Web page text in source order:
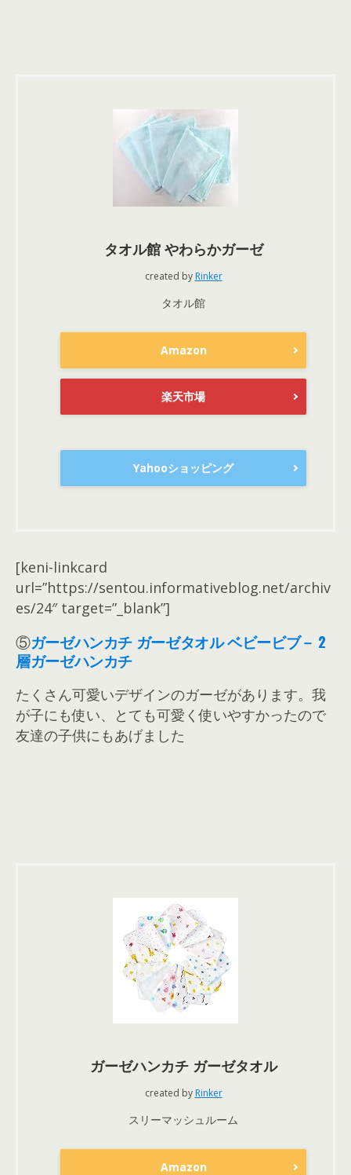
タオル館 やわらかガーゼ
created by Rinker
タオル館
Amazon
楽天市場
Yahooショッピング
[keni-linkcard
url=”https://sentou.informativeblog.net/archiv
es/24″ target=”_blank”]
⑤ガーゼハンカチ ガーゼタオル ベビービブ－ 2
層ガーゼハンカチ
たくさん可愛いデザインのガーゼがあります。我
が子にも使い、とても可愛く使いやすかったので
友達の子供にもあげました
ガーゼハンカチ ガーゼタオル
created by Rinker
スリーマッシュルーム
Amazon